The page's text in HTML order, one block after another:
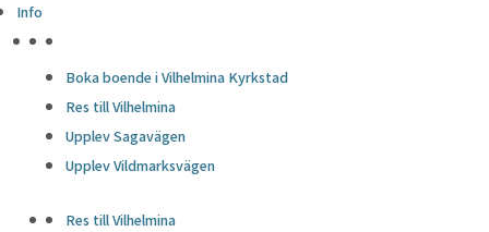
Info
Boka boende i Vilhelmina Kyrkstad
Res till Vilhelmina
Upplev Sagavägen
Upplev Vildmarksvägen
Res till Vilhelmina